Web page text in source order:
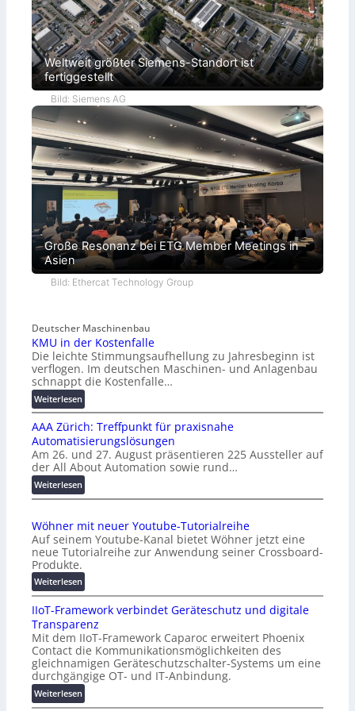
Weltweit größter Siemens-Standort ist
fertiggestellt
Bild: Siemens AG
Große Resonanz bei ETG Member Meetings in
Asien
Bild: Ethercat Technology Group
Deutscher Maschinenbau
KMU in der Kostenfalle
Die leichte Stimmungsaufhellung zu Jahresbeginn ist
verflogen. Im deutschen Maschinen- und Anlagenbau
schnappt die Kostenfalle…
Weiterlesen:
K
M
U
i
n
d
e
K
o
s
e
n
f
a
l
l
e
AAA Zürich: Treffpunkt für praxisnahe
Automatisierungslösungen
Am 26. und 27. August präsentieren 225 Aussteller auf
der All About Automation sowie rund…
Weiterlesen:
A
A
Z
ü
r
i
c
h
:
T
r
e
f
f
Wöhner mit neuer Youtube-Tutorialreihe
Auf seinem Youtube-Kanal bietet Wöhner jetzt eine
neue Tutorialreihe zur Anwendung seiner Crossboard-
Produkte.
Weiterlesen:
W
ö
h
n
e
r
m
i
IIoT-Framework verbindet Geräteschutz und digitale
Transparenz
Mit dem IIoT-Framework Caparoc erweitert Phoenix
Contact die Kommunikationsmöglichkeiten des
gleichnamigen Geräteschutzschalter-Systems um eine
durchgängige OT- und IT-Anbindung.
Weiterlesen:
I